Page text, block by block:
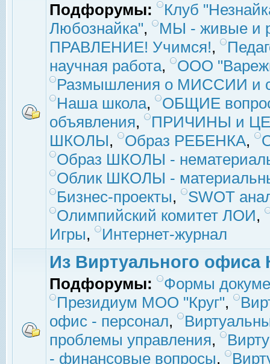
Подфорумы:
Клуб
Любознайка",
МЫ - живые и
ПРАВЛЕНИЕ! Учимся!,
научная работа,
ООО
Размышления о МИССИИ и
Наша школа,
ОБЩИЕ
объявления,
ПРИЧИНЫ и
ШКОЛЫ, Образ РЕБЕНКА,
Образ ШКОЛЫ -
Облик ШКОЛЫ -
Бизнес-проекты,
SWOT
Олимпийский комитет ЛОИ,
Игры, Интернет-журнал
Из Виртуального офиса
Подфорумы:
Формы
Президиум МОО "Круг",
офис - персонал,
проблемы управления,
- финансовые вопросы,